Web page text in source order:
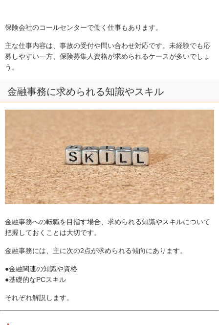
保険会社のコールセンターで働く仕事もあります。
主な仕事内容は、事故の受付や問い合わせ対応です。未経験でも応
募しやすい一方、保険募集人資格が求められるケースが多いでしょ
う。
金融事務に求められる知識やスキル
金融事務への転職を目指す場合、求められる知識やスキルについて
把握しておくことは大切です。
金融事務には、主に次の2点が求められる傾向にあります。
●金融関連の知識や資格
●基礎的なPCスキル
それぞれ解説します。